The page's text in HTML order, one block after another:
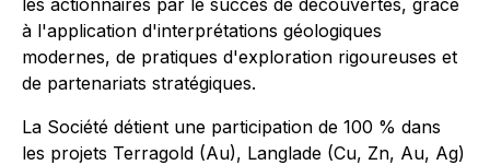
les actionnaires par le succès de découvertes, grâce
à l'application d'interprétations géologiques
modernes, de pratiques d'exploration rigoureuses et
de partenariats stratégiques.
La Société détient une participation de 100 % dans
les projets Terragold (Au), Langlade (Cu, Zn, Au, Ag)